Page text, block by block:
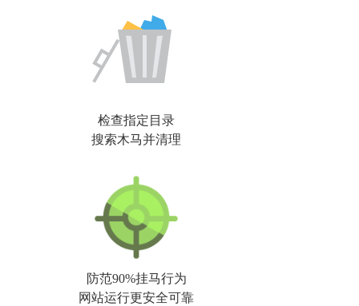
检查指定目录
搜索木马并清理
防范90%挂马行为
网站运行更安全可靠